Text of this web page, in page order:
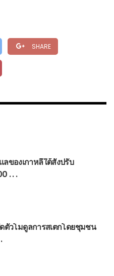
SHARE
ของเกาหลีใต้สั่งปรับ
. . .
ตัวโมดูลการสเตกโดยชุมชน